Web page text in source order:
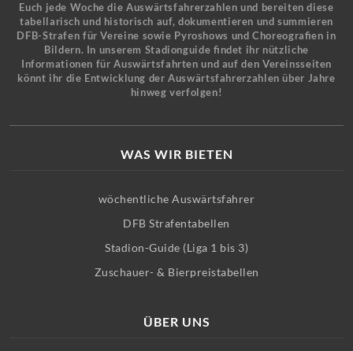
Euch jede Woche die Auswärtsfahrerzahlen und bereiten diese
tabellarisch und historisch auf, dokumentieren und summieren
DFB-Strafen für Vereine sowie Pyroshows und Choreografien in
Bildern. In unserem Stadionguide findet ihr nützliche
Informationen für Auswärtsfahrten und auf den Vereinsseiten
könnt ihr die Entwicklung der Auswärtsfahrerzahlen über Jahre
hinweg verfolgen!
WAS WIR BIETEN
wöchentliche Auswärtsfahrer
DFB Strafentabellen
Stadion-Guide (Liga 1 bis 3)
Zuschauer- & Bierpreistabellen
ÜBER UNS